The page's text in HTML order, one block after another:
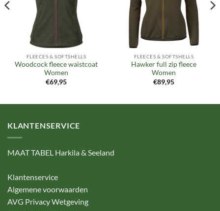
FLEECES & SOFTSHELLS
Woodcock fleece waistcoat
Women
€69,95
FLEECES & SOFTSHELLS
Hawker full zip fleece
Women
€89,95
KLANTENSERVICE
MAAT TABEL Harkila & Seeland
Klantenservice
Algemene voorwaarden
AVG Privacy Wetgeving